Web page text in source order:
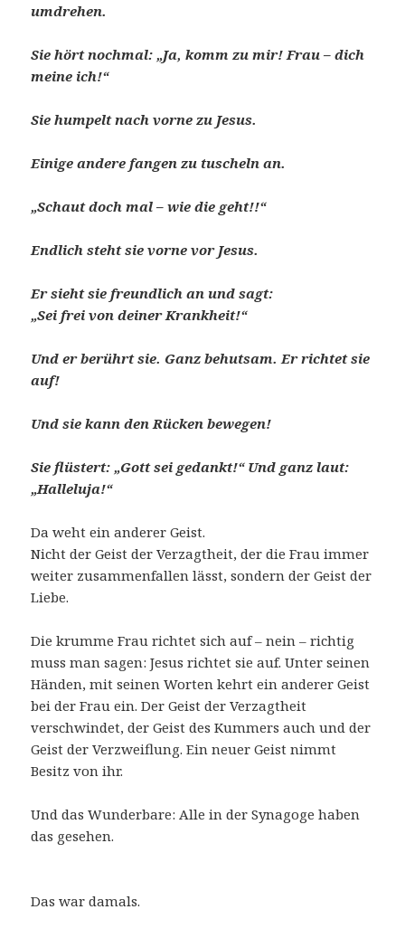
umdrehen.
Sie hört nochmal: „Ja, komm zu mir! Frau – dich
meine ich!“
Sie humpelt nach vorne zu Jesus.
Einige andere fangen zu tuscheln an.
„Schaut doch mal – wie die geht!!“
Endlich steht sie vorne vor Jesus.
Er sieht sie freundlich an und sagt:
„Sei frei von deiner Krankheit!“
Und er berührt sie. Ganz behutsam. Er richtet sie
auf!
Und sie kann den Rücken bewegen!
Sie flüstert: „Gott sei gedankt!“ Und ganz laut:
„Halleluja!“
Da weht ein anderer Geist.
Nicht der Geist der Verzagtheit, der die Frau immer
weiter zusammenfallen lässt, sondern der Geist der
Liebe.
Die krumme Frau richtet sich auf – nein – richtig
muss man sagen: Jesus richtet sie auf. Unter seinen
Händen, mit seinen Worten kehrt ein anderer Geist
bei der Frau ein. Der Geist der Verzagtheit
verschwindet, der Geist des Kummers auch und der
Geist der Verzweiflung. Ein neuer Geist nimmt
Besitz von ihr.
Und das Wunderbare: Alle in der Synagoge haben
das gesehen.
Das war damals.